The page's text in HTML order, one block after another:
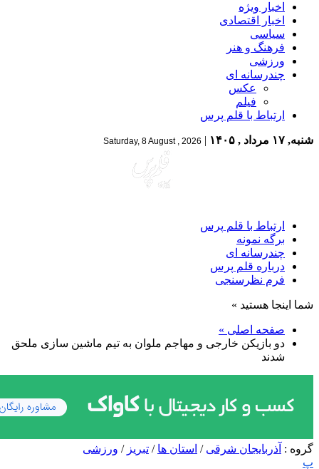
اخبار ویژه
اخبار اقتصادی
سیاسی
فرهنگ و هنر
ورزشی
چندرسانه ای
عکس
فیلم
ارتباط با قلم پرس
شنبه, ۱۷ مرداد , ۱۴۰۵ |
Saturday, 8 August , 2026
ارتباط با قلم پرس
برگه نمونه
چندرسانه ای
درباره قلم پرس
فرم نظرسنجی
شما اینجا هستید »
صفحه اصلی »
دو بازیکن خارجی و مهاجم ملوان به تیم ماشین سازی ملحق
شدند
گروه : آذربایجان شرقی / استان ها / تبریز / ورزشی
پ